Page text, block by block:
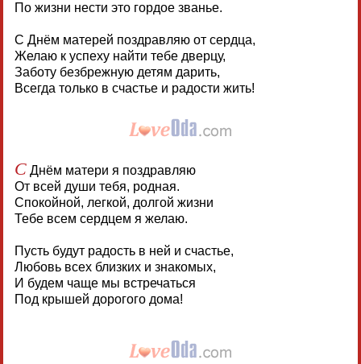
По жизни нести это гордое званье.
С Днём матерей поздравляю от сердца,
Желаю к успеху найти тебе дверцу,
Заботу безбрежную детям дарить,
Всегда только в счастье и радости жить!
СДнём матери я поздравляю
От всей души тебя, родная.
Спокойной, легкой, долгой жизни
Тебе всем сердцем я желаю.
Пусть будут радость в ней и счастье,
Любовь всех близких и знакомых,
И будем чаще мы встречаться
Под крышей дорогого дома!